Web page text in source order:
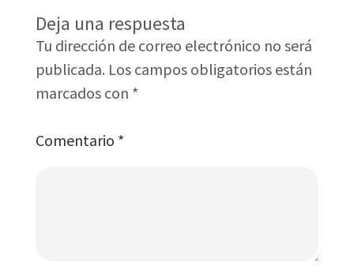
Deja una respuesta
Tu dirección de correo electrónico no será
publicada. Los campos obligatorios están
marcados con *
Comentario *